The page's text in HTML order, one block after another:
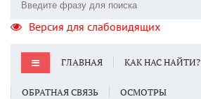
Версия для слабовидящих
ГЛАВНАЯ КАК НАС НАЙТИ?
ОБРАТНАЯ СВЯЗЬ ОСМОТРЫ